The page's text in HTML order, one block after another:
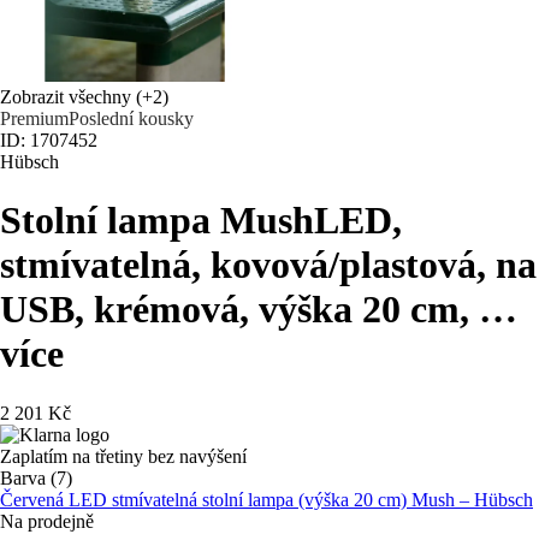
Zobrazit všechny (+2)
PremiumPoslední kousky
ID: 1707452
Hübsch
Stolní lampa MushLED,
stmívatelná, kovová/plastová, na
USB, krémová, výška 20 cm, …
více
2 201 Kč
Zaplatím na třetiny bez navýšení
Barva (7)
Červená LED stmívatelná stolní lampa (výška 20 cm) Mush – Hübsch
Na prodejně